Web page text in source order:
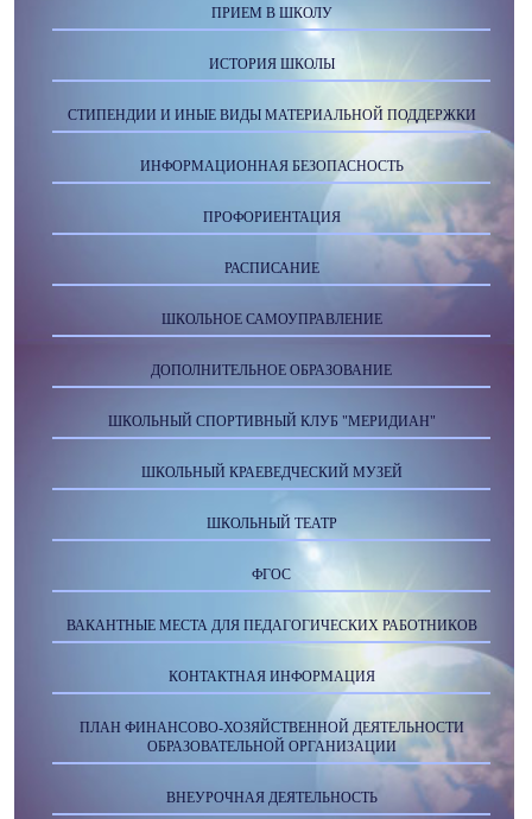
ПРИЕМ В ШКОЛУ
ИСТОРИЯ ШКОЛЫ
СТИПЕНДИИ И ИНЫЕ ВИДЫ МАТЕРИАЛЬНОЙ ПОДДЕРЖКИ
ИНФОРМАЦИОННАЯ БЕЗОПАСНОСТЬ
ПРОФОРИЕНТАЦИЯ
РАСПИСАНИЕ
ШКОЛЬНОЕ САМОУПРАВЛЕНИЕ
ДОПОЛНИТЕЛЬНОЕ ОБРАЗОВАНИЕ
ШКОЛЬНЫЙ СПОРТИВНЫЙ КЛУБ "МЕРИДИАН"
ШКОЛЬНЫЙ КРАЕВЕДЧЕСКИЙ МУЗЕЙ
ШКОЛЬНЫЙ ТЕАТР
ФГОС
ВАКАНТНЫЕ МЕСТА ДЛЯ ПЕДАГОГИЧЕСКИХ РАБОТНИКОВ
КОНТАКТНАЯ ИНФОРМАЦИЯ
ПЛАН ФИНАНСОВО-ХОЗЯЙСТВЕННОЙ ДЕЯТЕЛЬНОСТИ
ОБРАЗОВАТЕЛЬНОЙ ОРГАНИЗАЦИИ
ВНЕУРОЧНАЯ ДЕЯТЕЛЬНОСТЬ